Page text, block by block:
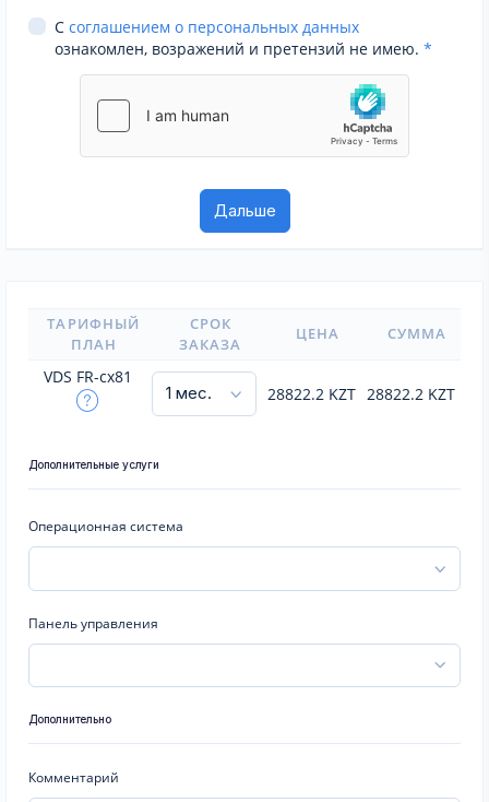
С соглашением о персональных данных
ознакомлен, возражений и претензий не имею. *
ТАРИФНЫЙ
ПЛАН
СРОК
ЗАКАЗА
ЦЕНА СУММА
VDS FR-cx81
28822.2 KZT 28822.2 KZT
Дополнительные услуги
Операционная система
Панель управления
Дополнительно
Комментарий